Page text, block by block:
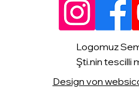
Design von
Logomuz
Şti.nin tescilli